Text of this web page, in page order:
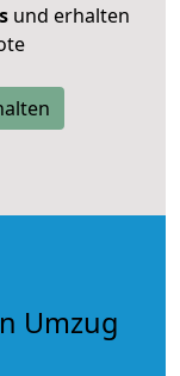
und erhalten
Umzug